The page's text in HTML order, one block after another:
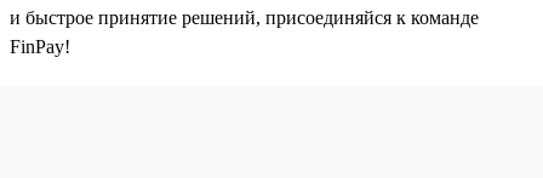
и быстрое принятие решений, присоединяйся к команде
FinPay!